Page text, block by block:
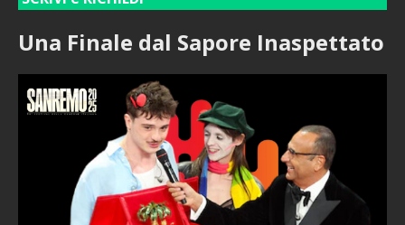
Una Finale dal Sapore Inaspettato